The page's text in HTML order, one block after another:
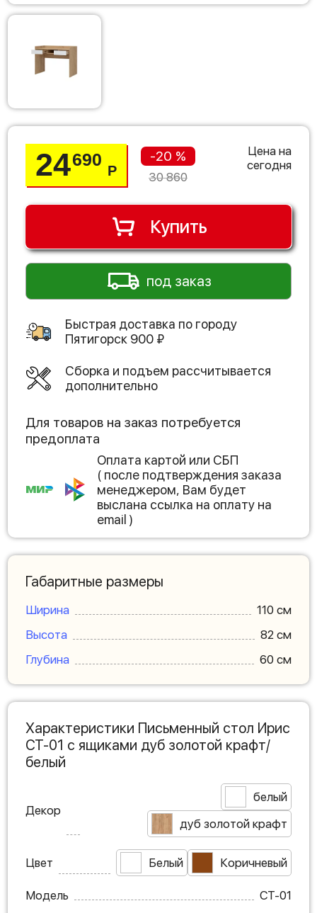
24690
Р
-20 %
30 860
Цена на
сегодня
Купить
под заказ
Быстрая доставка по городу
Пятигорск 900 ₽
Сборка и подъем рассчитывается
дополнительно
Для товаров на заказ потребуется
предоплата
Оплата картой или СБП
( после подтверждения заказа
менеджером, Вам будет
выслана ссылка на оплату на
email )
Габаритные размеры
Ширина
110 см
Высота
82 см
Глубина
60 см
Характеристики Письменный стол Ирис
СТ-01 с ящиками дуб золотой крафт/
белый
Декор
белый
дуб золотой крафт
Цвет Белый Коричневый
Модель
СТ-01